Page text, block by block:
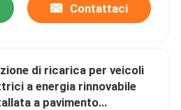
Contattaci
di ricarica per veicoli
a energia rinnovabile
a pavimento